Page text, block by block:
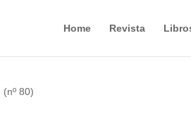
Home Revista
80)